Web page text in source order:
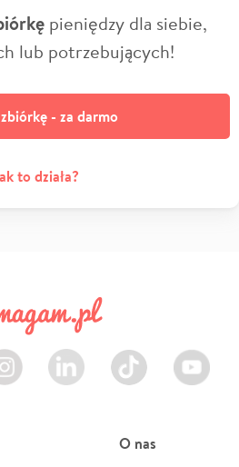
pieniędzy dla siebie,
lub potrzebujących!
- za darmo
to działa?
LinkedIn TikTok Youtube
O nas